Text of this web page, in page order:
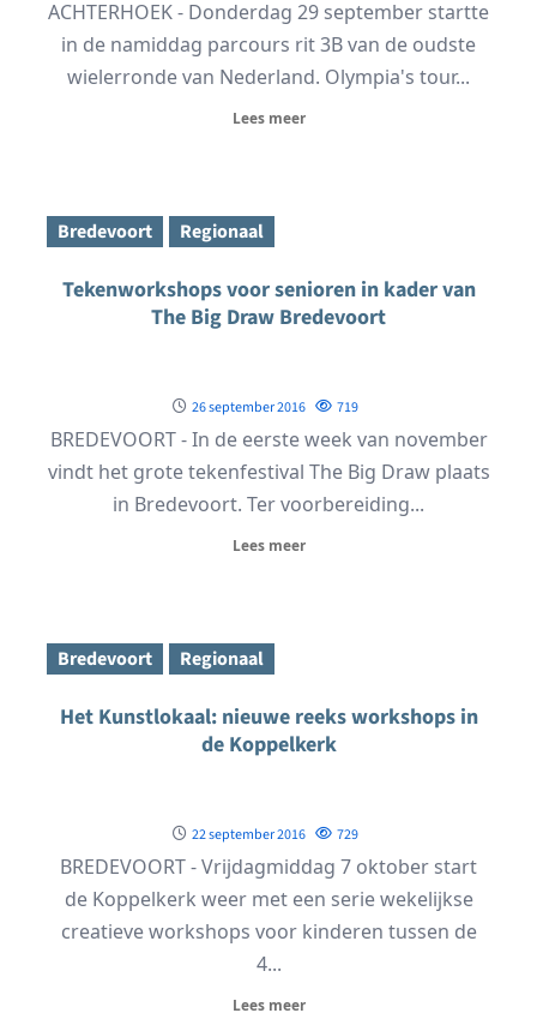
ACHTERHOEK - Donderdag 29 september startte
in de namiddag parcours rit 3B van de oudste
wielerronde van Nederland. Olympia's tour...
Lees meer
Bredevoort Regionaal
Tekenworkshops voor senioren in kader van
The Big Draw Bredevoort
26 september 2016 719
BREDEVOORT - In de eerste week van november
vindt het grote tekenfestival The Big Draw plaats
in Bredevoort. Ter voorbereiding...
Lees meer
Bredevoort Regionaal
Het Kunstlokaal: nieuwe reeks workshops in
de Koppelkerk
22 september 2016 729
BREDEVOORT - Vrijdagmiddag 7 oktober start
de Koppelkerk weer met een serie wekelijkse
creatieve workshops voor kinderen tussen de
4...
Lees meer